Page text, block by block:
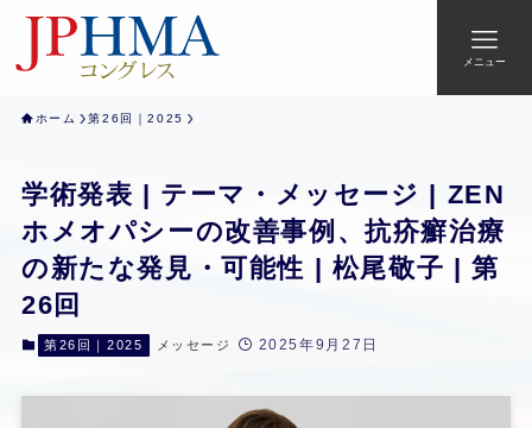
メニュー
ホーム 第26回｜2025
学術発表 | テーマ・メッセージ | ZEN
ホメオパシーの改善事例、抗疥癬治療
の新たな発見・可能性 | 松尾敬子 | 第
26回
第26回｜2025 メッセージ 2025年9月27日